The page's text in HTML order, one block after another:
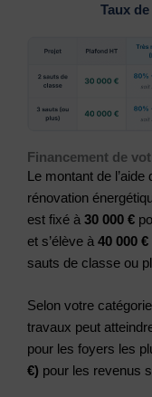
Taux
Financement de
Le montant de
rénovation
est fixé à 30 000 €
et s’élève à 40 000 €
sauts de classe ou
Selon votre
travaux peut
pour les foyers les
€) pour les revenus